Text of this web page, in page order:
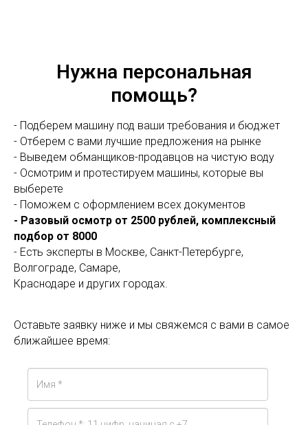
Нужна персональная
помощь?
- Подберем машину под ваши требования и бюджет
- Отберем с вами лучшие предложения на рынке
- Выведем обманщиков-продавцов на чистую воду
- Осмотрим и протестируем машины, которые вы
выберете
- Поможем с оформлением всех документов
- Разовый осмотр от 2500 рублей, комплексный
подбор от 8000
- Есть эксперты в Москве, Санкт-Петербурге,
Волгограде, Самаре,
Краснодаре и других городах.
Оставьте заявку ниже и мы свяжемся с вами в самое
ближайшее время: